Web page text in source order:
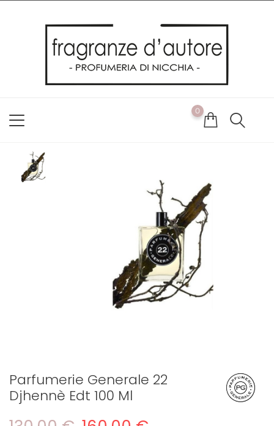
Utilizziamo i cookie per offrirti la migliore esperienza possibile
sul nostro sito web. Cliccando su OK, acconsenti alla nostra
politica sui cookie. Se desideri modificare le tue preferenze sui
cookie, puoi farlo
0
Parfumerie Generale 22
Djhennè Edt 100 Ml